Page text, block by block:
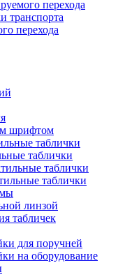
перехода
транспорта
перехода
шрифтом
таблички
таблички
таблички
таблички
линзой
табличек
для поручней
на оборудование